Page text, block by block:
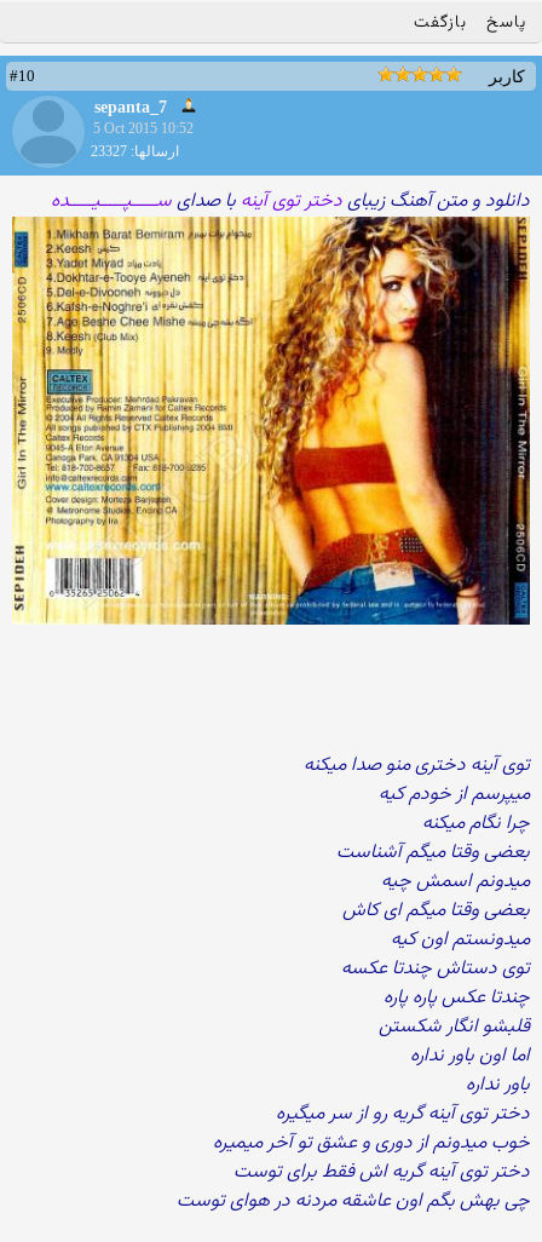
پاسخ بازگفت
کاربر
#10
sepanta_7
5 Oct 2015 10:52
ارسالها: 23327
دانلود و متن آهنگ زیبایدختر توی آینه با صدایســـــپـــــیـــــده
توی آینه دختری منو صدا میکنه
میپرسم از خودم کیه
چرا نگام میکنه
بعضی وقتا میگم آشناست
میدونم اسمش چیه
بعضی وقتا میگم ای کاش
میدونستم اون کیه
توی دستاش چندتا عکسه
چندتا عکس پاره پاره
قلبشو انگار شکستن
اما اون باور نداره
باور نداره
دختر توی آینه گریه رو از سر میگیره
خوب میدونم از دوری و عشق تو آخر میمیره
دختر توی آینه گریه اش فقط برای توست
چی بهش بگم اون عاشقه مردنه در هوای توست